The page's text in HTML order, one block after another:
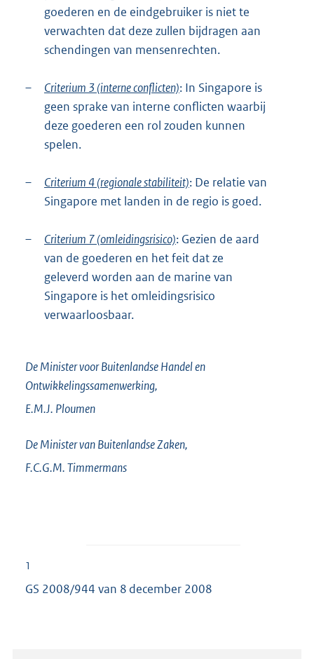
goederen en de eindgebruiker is niet te
verwachten dat deze zullen bijdragen aan
schendingen van mensenrechten.
– Criterium 3 (interne conflicten): In Singapore is
geen sprake van interne conflicten waarbij
deze goederen een rol zouden kunnen
spelen.
– Criterium 4 (regionale stabiliteit): De relatie van
Singapore met landen in de regio is goed.
– Criterium 7 (omleidingsrisico): Gezien de aard
van de goederen en het feit dat ze
geleverd worden aan de marine van
Singapore is het omleidingsrisico
verwaarloosbaar.
De Minister voor Buitenlandse Handel en
Ontwikkelingssamenwerking,
E.M.J. Ploumen
De Minister van Buitenlandse Zaken,
F.C.G.M.Timmermans
1
GS 2008/944 van 8 december 2008